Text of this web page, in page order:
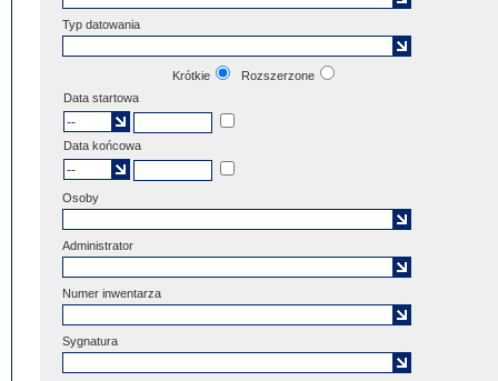
Typ datowania
Krótkie
Rozszerzone
Data startowa
Data końcowa
Osoby
Administrator
Numer inwentarza
Sygnatura